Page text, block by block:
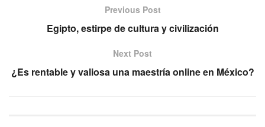
Previous Post
Egipto, estirpe de cultura y civilización
Next Post
¿Es rentable y valiosa una maestría online en México?